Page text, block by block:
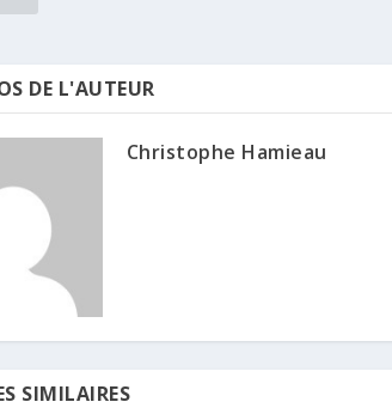
DE L'AUTEUR
Christophe Hamieau
SIMILAIRES